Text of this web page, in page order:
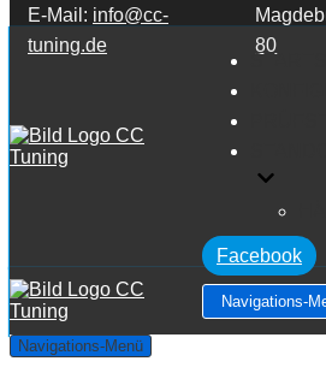
Zum Inhalt springen
E-Mail: info@cc-
tuning.de
80
Facebook
Navigations-
Navigations-Menü
BMW R Series R R